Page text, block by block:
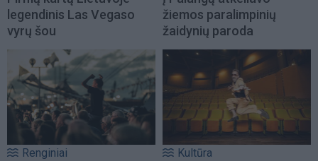
legendinis Las Vegaso
vyrų šou
žiemos paralimpinių
žaidynių paroda
Renginiai Kultūra